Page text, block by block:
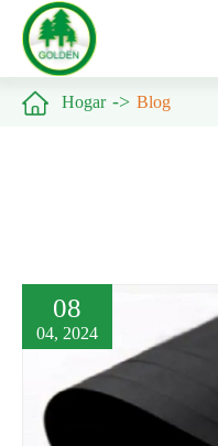
 Hogar Blog
08
04, 2024